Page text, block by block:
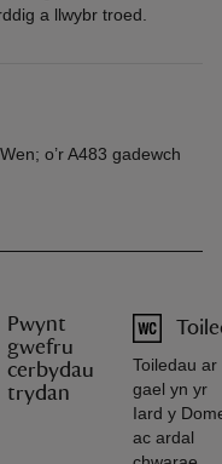
a llwybr troed.
o’r A483 gadewch
Pwynt
gwefru
cerbydau
trydan
Toiledau ar
gael yn yr
Iard y
ac ardal